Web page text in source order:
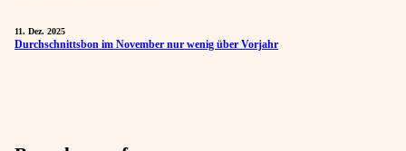
11. Dez. 2025
Durchschnittsbon im November nur wenig über Vorjahr